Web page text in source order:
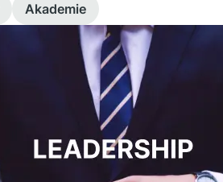
Akademie